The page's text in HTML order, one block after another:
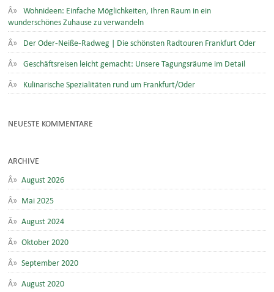
Wohnideen: Einfache Möglichkeiten, Ihren Raum in ein
wunderschönes Zuhause zu verwandeln
Der Oder-Neiße-Radweg | Die schönsten Radtouren Frankfurt Oder
Geschäftsreisen leicht gemacht: Unsere Tagungsräume im Detail
Kulinarische Spezialitäten rund um Frankfurt/Oder
NEUESTE KOMMENTARE
ARCHIVE
August 2026
Mai 2025
August 2024
Oktober 2020
September 2020
August 2020